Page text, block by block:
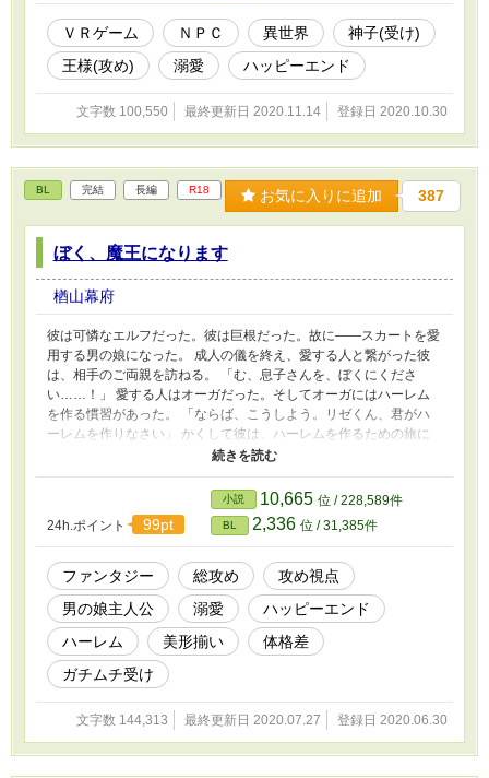
ＶＲゲーム ＮＰＣ 異世界
神子(受け)
王様(攻め)
溺愛 ハッピーエンド
文字数 100,550 最終更新日 2020.11.14 登録日 2020.10.30
BL 完結 長編 R18 お気に入りに追加 387
ぼく、魔王になります
楢山幕府
彼は可憐なエルフだった。彼は巨根だった。故に――スカートを愛
用する男の娘になった。 成人の儀を終え、愛する人と繋がった彼
は、相手のご両親を訪ねる。 「む、息子さんを、ぼくにくださ
い……！」 愛する人はオーガだった。そしてオーガにはハーレム
を作る慣習があった。 「ならば、こうしよう。リゼくん、君がハ
ーレムを作りなさい」 かくして彼は、ハーレムを作るための旅に
出る。 しかし異世界から召喚された勇者が、彼の前に立ちはだか
った。 「また勇者パーティーなの……」 勇者パーティーは、存在
しない魔王を追いかけていた。 そして彼は決意する。 「ぼくが魔
王になるよ」 ハーレムを作るはずだった巨根の男の娘エルフが、
巡り巡って魔王になるお話。
24h.ポイント 99pt
小説 10,665 位 / 228,589件
BL 2,336 位 / 31,385件
ファンタジー 総攻め
攻め視点
男の娘主人公
溺愛
ハッピーエンド
ハーレム
美形揃い
体格差
ガチムチ受け
文字数 144,313 最終更新日 2020.07.27 登録日 2020.06.30